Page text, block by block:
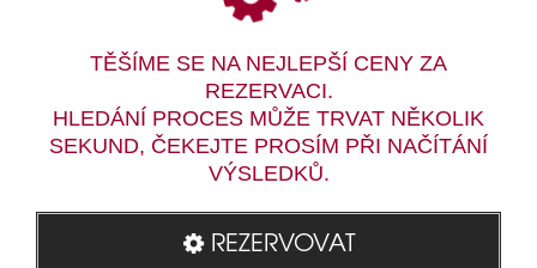
TĚŠÍME SE NA NEJLEPŠÍ CENY ZA
REZERVACI.
HLEDÁNÍ PROCES MŮŽE TRVAT NĚKOLIK
SEKUND, ČEKEJTE PROSÍM PŘI NAČÍTÁNÍ
VÝSLEDKŮ.
REZERVOVAT